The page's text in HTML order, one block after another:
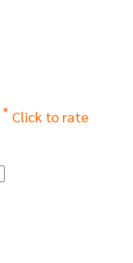
* Click to rate